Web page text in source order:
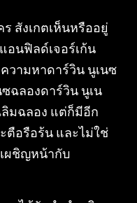
สังเกตเห็นหรืออยู่
อนฟิลด์เจอร์เก้น
วามหาดาร์วิน นูเนซ
ฉลองดาร์วิน นูเน
ลิมฉลอง แต่ก็มีอีก
ตือรือร้น และไม่ใช่
ผชิญหน้ากับ